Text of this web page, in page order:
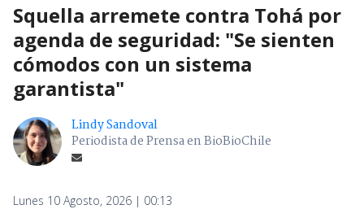
Squella arremete contra Tohá por
agenda de seguridad: "Se sienten
cómodos con un sistema
garantista"
Lindy Sandoval
Periodista de Prensa en BioBioChile
Lunes 10 Agosto, 2026 | 00:13